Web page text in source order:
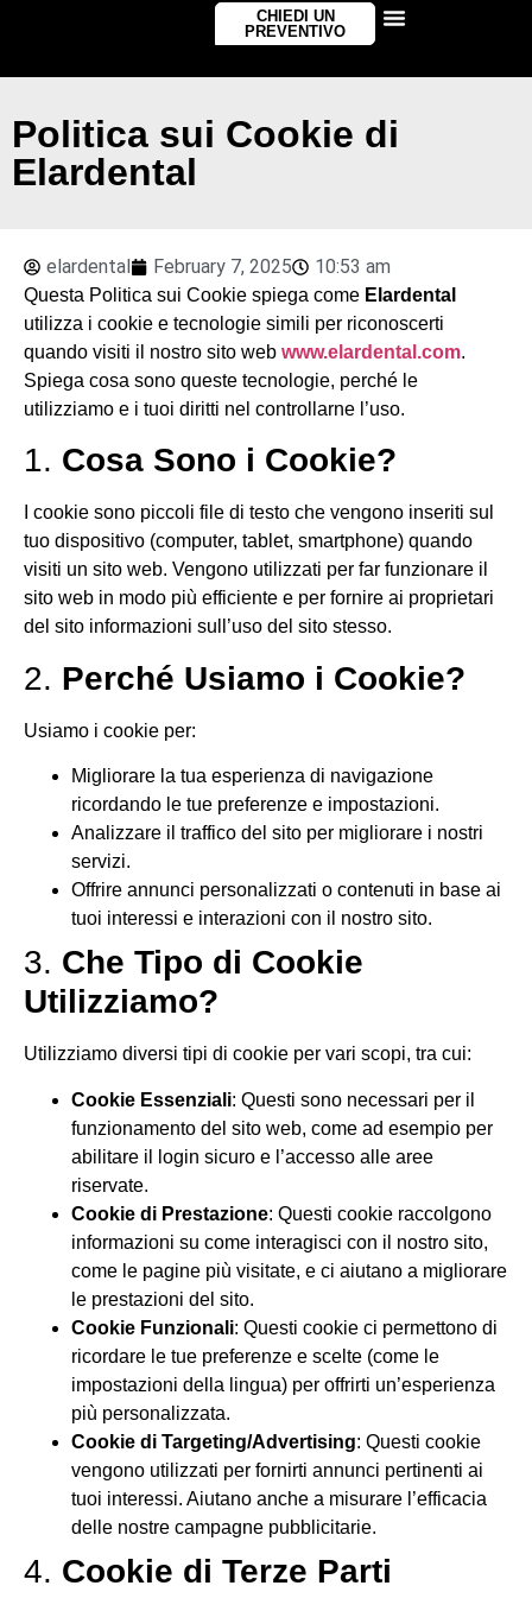
CHIEDI UN
PREVENTIVO
Politica sui Cookie di
Elardental
elardental February 7, 2025 10:53 am
Questa Politica sui Cookie spiega come Elardental
utilizza i cookie e tecnologie simili per riconoscerti
quando visiti il nostro sito web www.elardental.com.
Spiega cosa sono queste tecnologie, perché le
utilizziamo e i tuoi diritti nel controllarne l’uso.
1. Cosa Sono i Cookie?
I cookie sono piccoli file di testo che vengono inseriti sul
tuo dispositivo (computer, tablet, smartphone) quando
visiti un sito web. Vengono utilizzati per far funzionare il
sito web in modo più efficiente e per fornire ai proprietari
del sito informazioni sull’uso del sito stesso.
2. Perché Usiamo i Cookie?
Usiamo i cookie per:
Migliorare la tua esperienza di navigazione
ricordando le tue preferenze e impostazioni.
Analizzare il traffico del sito per migliorare i nostri
servizi.
Offrire annunci personalizzati o contenuti in base ai
tuoi interessi e interazioni con il nostro sito.
3. Che Tipo di Cookie
Utilizziamo?
Utilizziamo diversi tipi di cookie per vari scopi, tra cui:
Cookie Essenziali: Questi sono necessari per il
funzionamento del sito web, come ad esempio per
abilitare il login sicuro e l’accesso alle aree
riservate.
Cookie di Prestazione: Questi cookie raccolgono
informazioni su come interagisci con il nostro sito,
come le pagine più visitate, e ci aiutano a migliorare
le prestazioni del sito.
Cookie Funzionali: Questi cookie ci permettono di
ricordare le tue preferenze e scelte (come le
impostazioni della lingua) per offrirti un’esperienza
più personalizzata.
Cookie di Targeting/Advertising: Questi cookie
vengono utilizzati per fornirti annunci pertinenti ai
tuoi interessi. Aiutano anche a misurare l’efficacia
delle nostre campagne pubblicitarie.
4. Cookie di Terze Parti